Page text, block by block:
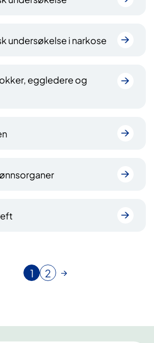
undersøkelse i narkose
eggledere og
N
r
1
G
l
2